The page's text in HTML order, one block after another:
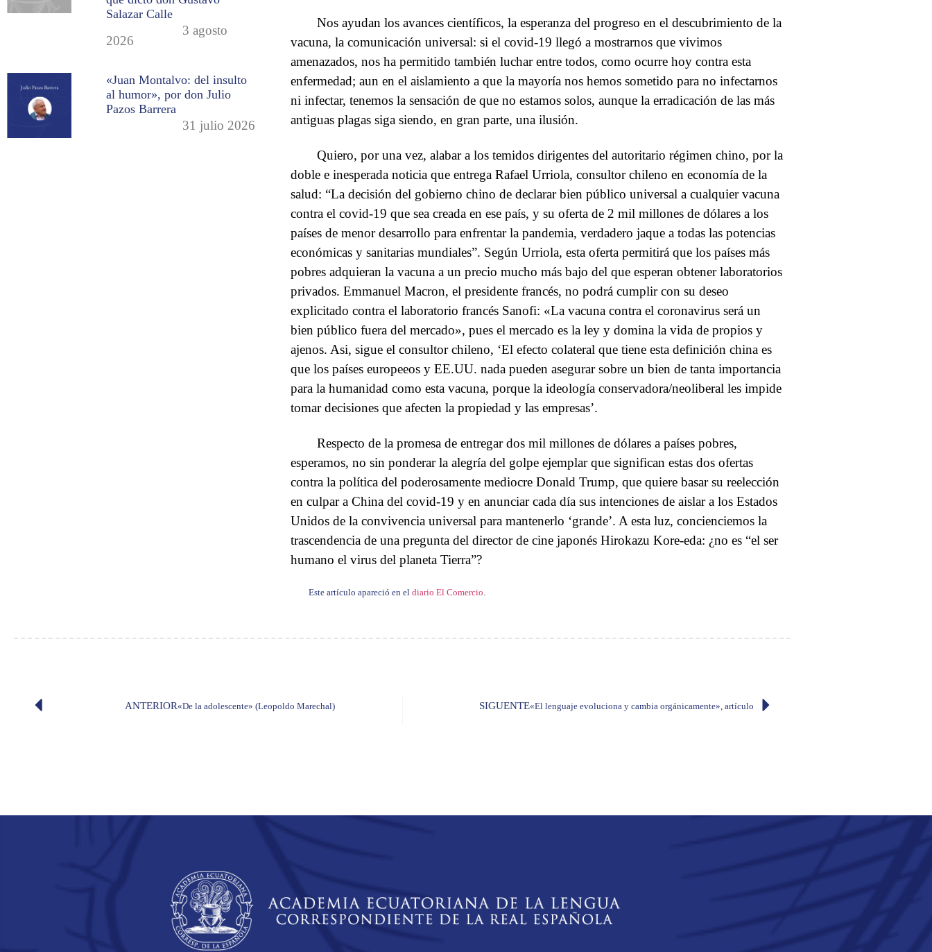
Salazar Calle
3 agosto
2026
«Juan Montalvo: del insulto
al humor», por don Julio
Pazos Barrera
31 julio 2026
Nos ayudan los avances científicos, la esperanza del progreso en el descubrimiento de la
vacuna, la comunicación universal: si el covid-19 llegó a mostrarnos que vivimos
amenazados, nos ha permitido también luchar entre todos, como ocurre hoy contra esta
enfermedad; aun en el aislamiento a que la mayoría nos hemos sometido para no infectarnos
ni infectar, tenemos la sensación de que no estamos solos, aunque la erradicación de las más
antiguas plagas siga siendo, en gran parte, una ilusión.
Quiero, por una vez, alabar a los temidos dirigentes del autoritario régimen chino, por la
doble e inesperada noticia que entrega Rafael Urriola, consultor chileno en economía de la
salud: “La decisión del gobierno chino de declarar bien público universal a cualquier vacuna
contra el covid-19 que sea creada en ese país, y su oferta de 2 mil millones de dólares a los
países de menor desarrollo para enfrentar la pandemia, verdadero jaque a todas las potencias
económicas y sanitarias mundiales”. Según Urriola, esta oferta permitirá que los países más
pobres adquieran la vacuna a un precio mucho más bajo del que esperan obtener laboratorios
privados. Emmanuel Macron, el presidente francés, no podrá cumplir con su deseo
explicitado contra el laboratorio francés Sanofi: «La vacuna contra el coronavirus será un
bien público fuera del mercado», pues el mercado es la ley y domina la vida de propios y
ajenos. Asi, sigue el consultor chileno, ‘El efecto colateral que tiene esta definición china es
que los países europeeos y EE.UU. nada pueden asegurar sobre un bien de tanta importancia
para la humanidad como esta vacuna, porque la ideología conservadora/neoliberal les impide
tomar decisiones que afecten la propiedad y las empresas’.
Respecto de la promesa de entregar dos mil millones de dólares a países pobres,
esperamos, no sin ponderar la alegría del golpe ejemplar que significan estas dos ofertas
contra la política del poderosamente mediocre Donald Trump, que quiere basar su reelección
en culpar a China del covid-19 y en anunciar cada día sus intenciones de aislar a los Estados
Unidos de la convivencia universal para mantenerlo ‘grande’. A esta luz, concienciemos la
trascendencia de una pregunta del director de cine japonés Hirokazu Kore-eda: ¿no es “el ser
humano el virus del planeta Tierra”?
Este artículo apareció en el diario El Comercio
ANTERIOR«De la adolescente» (Leopoldo Marechal) SIGUENTE«El lenguaje evoluciona y cambia orgánicamente», artículo seleccionado por don Simón Espinosa Cordero